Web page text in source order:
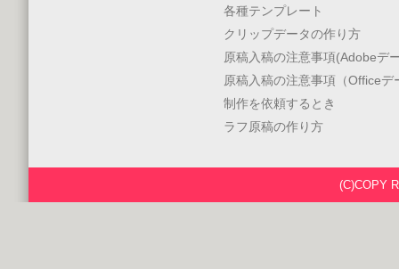
各種テンプレート
クリップデータの作り方
原稿入稿の注意事項(Adobeデ
原稿入稿の注意事項（Officeデ
制作を依頼するとき
ラフ原稿の作り方
(C)COPY